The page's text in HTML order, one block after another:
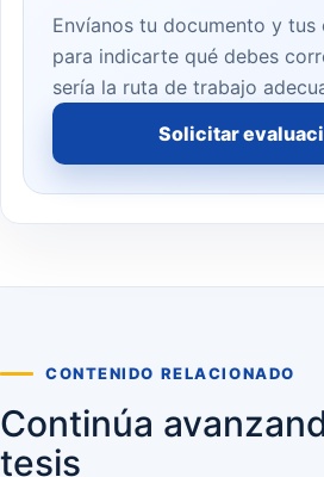
Envíanos tu documento y tus
para indicarte qué debes
sería la ruta de trabajo
Solicitar
CONTENIDO RELACIONADO
Continúa
tesis